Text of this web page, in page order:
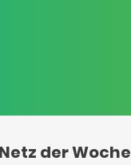
der Woche